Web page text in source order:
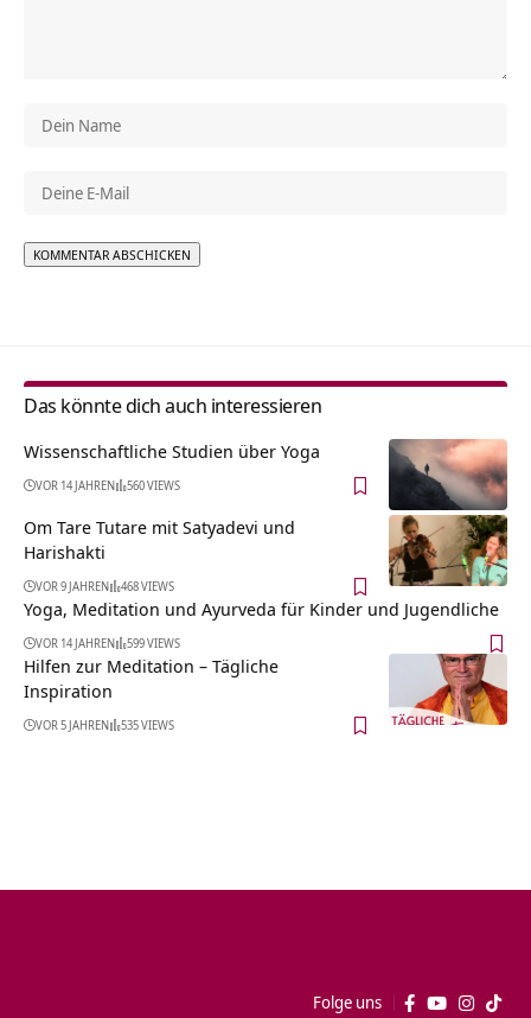
Das könnte dich auch interessieren
Wissenschaftliche Studien über Yoga
VOR 14 JAHREN 560 VIEWS
Om Tare Tutare mit Satyadevi und
Harishakti
VOR 9 JAHREN 468 VIEWS
Yoga, Meditation und Ayurveda für Kinder und Jugendliche
VOR 14 JAHREN 599 VIEWS
Hilfen zur Meditation – Tägliche
Inspiration
VOR 5 JAHREN 535 VIEWS
Folge uns